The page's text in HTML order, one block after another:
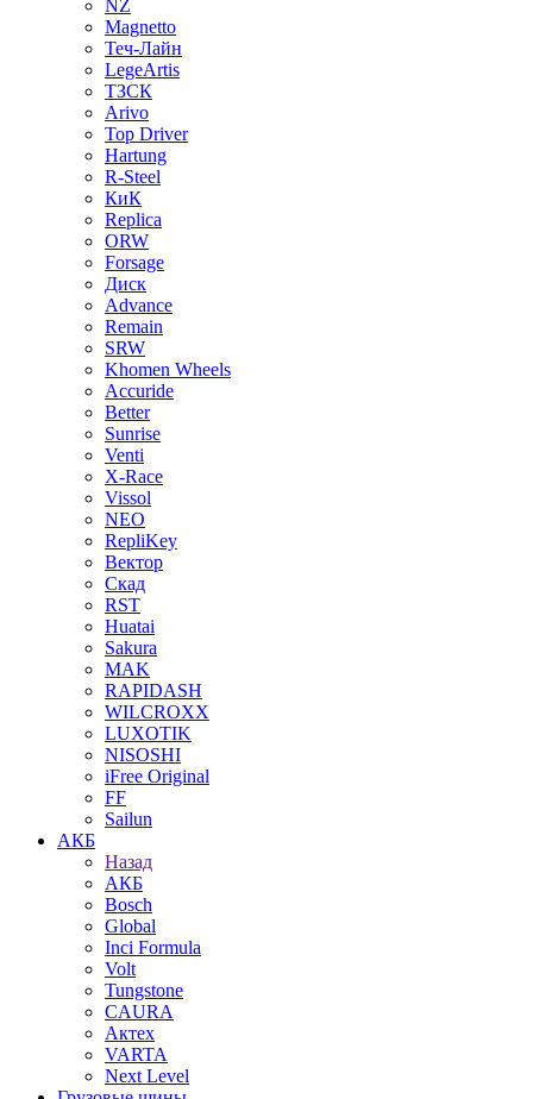
NZ
Magnetto
Теч-Лайн
LegeArtis
ТЗСК
Arivo
Top Driver
Hartung
R-Steel
КиК
Replica
ORW
Forsage
Диск
Advance
Remain
SRW
Khomen Wheels
Accuride
Better
Sunrise
Venti
X-Race
Vissol
NEO
RepliKey
Вектор
Скад
RST
Huatai
Sakura
MAK
RAPIDASH
WILCROXX
LUXOTIK
NISOSHI
iFree Original
FF
Sailun
АКБ
Назад
АКБ
Bosch
Global
Inci Formula
Volt
Tungstone
CAURA
Актех
VARTA
Next Level